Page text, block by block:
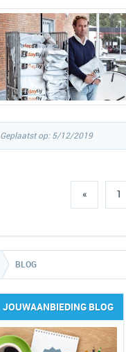
Geplaatst op: 5/12/2019
« 1
BLOG
JOUWAANBIEDING BLOG